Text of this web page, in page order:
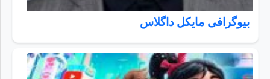
بیوگرافی مایکل داگلاس